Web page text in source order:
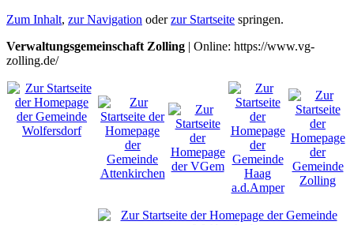
Zum Inhalt, zur Navigation oderzur Startseite springen.
Verwaltungsgemeinschaft Zolling | Online: https://www.vg-
zolling.de/